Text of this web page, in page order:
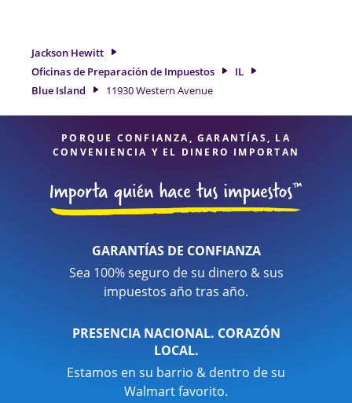
obtenerle el reembolso de impuestos más grande. Si
necesita servicios de preparación de impuestos en Blue
Island, IL, la ubicación de Jackson Hewitt en 11930 Western
Avenue es una opción excelente. Con nuestros expertos
impuestos están en manos expertas.
Jackson Hewitt
Oficinas de Preparación de Impuestos
IL
Blue Island
11930 Western Avenue
PORQUE CONFIANZA, GARANTÍAS, LA
CONVENIENCIA Y EL DINERO IMPORTAN
GARANTÍAS DE CONFIANZA
Sea 100% seguro de su dinero & sus
impuestos año tras año.
PRESENCIA NACIONAL. CORAZÓN
LOCAL.
Estamos en su barrio & dentro de su
Walmart favorito.